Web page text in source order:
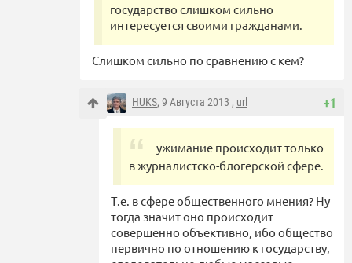
государство слишком сильно
интересуется своими гражданами.
Слишком сильно по сравнению с кем?
+1
HUKS, 9 Августа 2013 , url
ужимание происходит только
в журналистско-блогерской сфере.
Т.е. в сфере общественного мнения? Ну
тогда значит оно происходит
совершенно объективно, ибо общество
первично по отношению к государству,